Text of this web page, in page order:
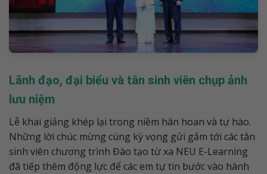
Lãnh đạo, đại biểu và tân sinh viên chụp ảnh
lưu niệm
Lễ khai giảng khép lại trong niềm hân hoan và tự hào.
Những lời chúc mừng cùng kỳ vọng gửi gắm tới các tân
sinh viên chương trình Đào tạo từ xa NEU E-Learning
đã tiếp thêm động lực để các em tự tin bước vào hành